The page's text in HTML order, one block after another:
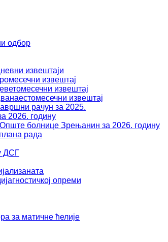
одбор
извештаји
извештај
извештај
извештај
рачун за 2025.
2026. годину
болнице Зрењанин за 2026. годину
рада
ДСГ
опреми
за матичне ћелије